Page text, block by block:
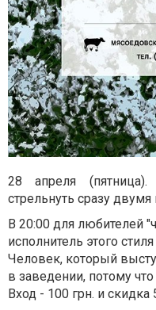
28 апреля
стрельнуть сразу
В 20:00 для любителей
исполнитель этого
Человек, который
в заведении, потому
Вход - 100 грн. и скидка